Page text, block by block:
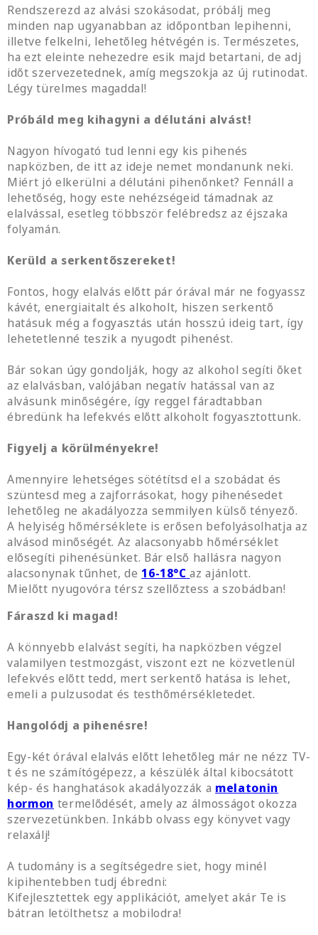
Rendszerezd az alvási szokásodat, próbálj meg
minden nap ugyanabban az időpontban lepihenni,
illetve felkelni, lehetőleg hétvégén is. Természetes,
ha ezt eleinte nehezedre esik majd betartani, de adj
időt szervezetednek, amíg megszokja az új rutinodat.
Légy türelmes magaddal!
Próbáld meg kihagyni a délutáni alvást!
Nagyon hívogató tud lenni egy kis pihenés
napközben, de itt az ideje nemet mondanunk neki.
Miért jó elkerülni a délutáni pihenőnket? Fennáll a
lehetőség, hogy este nehézségeid támadnak az
elalvással, esetleg többször felébredsz az éjszaka
folyamán.
Kerüld a serkentőszereket!
Fontos, hogy elalvás előtt pár órával már ne fogyassz
kávét, energiaitalt és alkoholt, hiszen serkentő
hatásuk még a fogyasztás után hosszú ideig tart, így
lehetetlenné teszik a nyugodt pihenést.
Bár sokan úgy gondolják, hogy az alkohol segíti őket
az elalvásban, valójában negatív hatással van az
alvásunk minőségére, így reggel fáradtabban
ébredünk ha lefekvés előtt alkoholt fogyasztottunk.
Figyelj a körülményekre!
Amennyire lehetséges sötétítsd el a szobádat és
szüntesd meg a zajforrásokat, hogy pihenésedet
lehetőleg ne akadályozza semmilyen külső tényező.
A helyiség hőmérséklete is erősen befolyásolhatja az
alvásod minőségét. Az alacsonyabb hőmérséklet
elősegíti pihenésünket. Bár első hallásra nagyon
alacsonynak tűnhet, de 16-18°C az ajánlott.
Mielőtt nyugovóra térsz szellőztess a szobádban!
Fáraszd ki magad!
A könnyebb elalvást segíti, ha napközben végzel
valamilyen testmozgást, viszont ezt ne közvetlenül
lefekvés előtt tedd, mert serkentő hatása is lehet,
emeli a pulzusodat és testhőmérsékletedet.
Hangolódj a pihenésre!
Egy-két órával elalvás előtt lehetőleg már ne nézz TV-
t és ne számítógépezz, a készülék által kibocsátott
kép- és hanghatások akadályozzák a melatonin
hormon termelődését, amely az álmosságot okozza
szervezetünkben. Inkább olvass egy könyvet vagy
relaxálj!
A tudomány is a segítségedre siet, hogy minél
kipihentebben tudj ébredni:
Kifejlesztettek egy applikációt, amelyet akár Te is
bátran letölthetsz a mobilodra!